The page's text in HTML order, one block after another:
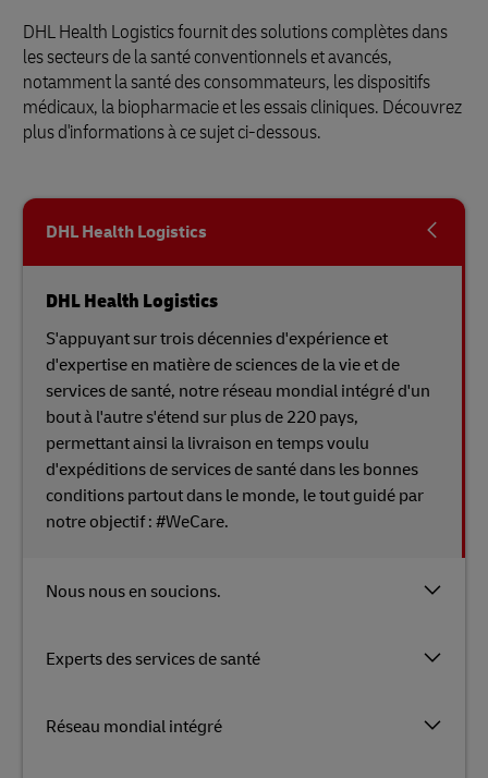
DHL Health Logistics fournit des solutions complètes dans
les secteurs de la santé conventionnels et avancés,
notamment la santé des consommateurs, les dispositifs
médicaux, la biopharmacie et les essais cliniques. Découvrez
plus d'informations à ce sujet ci-dessous.
DHL Health Logistics
Nous nous en soucions.
Experts des services de santé
Réseau mondial intégré
DHL Health Logistics
S'appuyant sur trois décennies d'expérience et
d'expertise en matière de sciences de la vie et de
services de santé, notre réseau mondial intégré d'un
bout à l'autre s'étend sur plus de 220 pays,
permettant ainsi la livraison en temps voulu
d'expéditions de services de santé dans les bonnes
conditions partout dans le monde, le tout guidé par
notre objectif : #WeCare.